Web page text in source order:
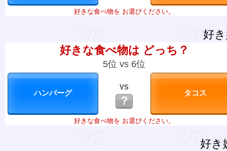
好きな食べ物を お選びください。
好
好きな食べ物は どっち？
5位 vs 6位
VS
？
好きな食べ物を お選びください。
好き